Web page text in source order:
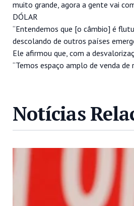
muito grande, agora a gente vai
DÓLAR
“Entendemos que [o câmbio] é
descolando de outros países
Ele afirmou que, com a
“Temos espaço amplo de venda
Notícias